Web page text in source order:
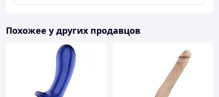
Похожее у других продавцов